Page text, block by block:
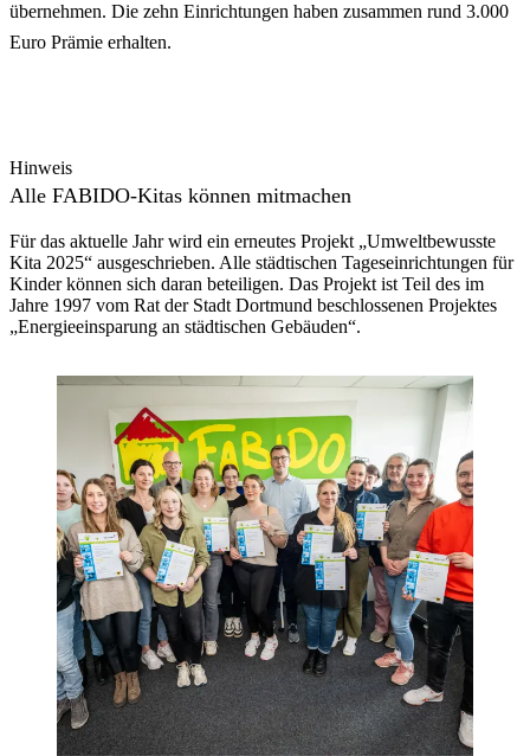
übernehmen. Die zehn Einrichtungen haben zusammen rund 3.000
Euro Prämie erhalten.
Hinweis
Alle FABIDO-Kitas können mitmachen
Für das aktuelle Jahr wird ein erneutes Projekt „Umweltbewusste
Kita 2025“ ausgeschrieben. Alle städtischen Tageseinrichtungen für
Kinder können sich daran beteiligen. Das Projekt ist Teil des im
Jahre 1997 vom Rat der Stadt Dortmund beschlossenen Projektes
„Energieeinsparung an städtischen Gebäuden“.